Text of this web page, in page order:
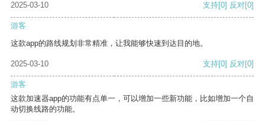
2025-03-10 支持[0] 反对[0]
游客
这款app的路线规划非常精准，让我能够快速到达目的地。
2025-03-10 支持[0] 反对[0]
游客
这款加速器app的功能有点单一，可以增加一些新功能，比如增加一个自
动切换线路的功能。